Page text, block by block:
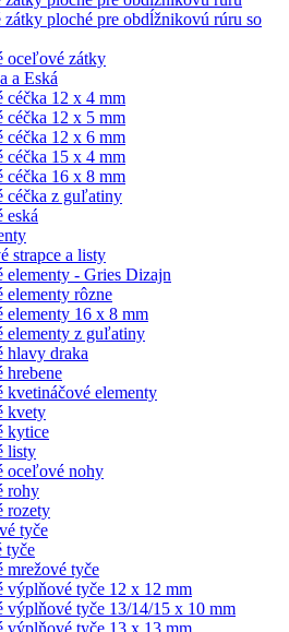
ploché pre obdĺžnikovú rúru so
oceľové zátky
a Eská
céčka 12 x 4 mm
céčka 12 x 5 mm
céčka 12 x 6 mm
céčka 15 x 4 mm
céčka 16 x 8 mm
céčka z guľatiny
eská
strapce a listy
elementy - Gries Dizajn
elementy rôzne
elementy 16 x 8 mm
elementy z guľatiny
hlavy draka
hrebene
kvetináčové elementy
kvety
kytice
listy
oceľové nohy
rohy
rozety
tyče
tyče
mrežové tyče
výplňové tyče 12 x 12 mm
výplňové tyče 13/14/15 x 10 mm
výplňové tyče 13 x 13 mm